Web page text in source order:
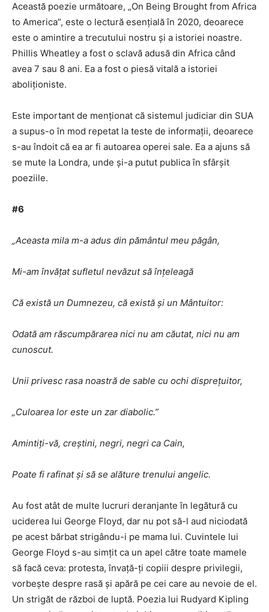
Această poezie următoare, „On Being Brought from Africa
to America”, este o lectură esențială în 2020, deoarece
este o amintire a trecutului nostru și a istoriei noastre.
Phillis Wheatley a fost o sclavă adusă din Africa când
avea 7 sau 8 ani. Ea a fost o piesă vitală a istoriei
aboliționiste.
Este important de menționat că sistemul judiciar din SUA
a supus-o în mod repetat la teste de informații, deoarece
s-au îndoit că ea ar fi autoarea operei sale. Ea a ajuns să
se mute la Londra, unde și-a putut publica în sfârșit
poeziile.
#6
„Aceasta mila m-a adus din pământul meu păgân,
Mi-am învățat sufletul nevăzut să înțeleagă
Că există un Dumnezeu, că există și un Mântuitor:
Odată am răscumpărarea nici nu am căutat, nici nu am
cunoscut.
Unii privesc rasa noastră de sable cu ochi disprețuitor,
„Culoarea lor este un zar diabolic.”
Amintiți-vă, creștini, negri, negri ca Cain,
Poate fi rafinat și să se alăture trenului angelic.
Au fost atât de multe lucruri deranjante în legătură cu
uciderea lui George Floyd, dar nu pot să-l aud niciodată
pe acest bărbat strigându-i pe mama lui. Cuvintele lui
George Floyd s-au simțit ca un apel către toate mamele
să facă ceva: protesta, învață-ți copiii despre privilegii,
vorbește despre rasă și apără pe cei care au nevoie de el.
Un strigăt de război de luptă. Poezia lui Rudyard Kipling